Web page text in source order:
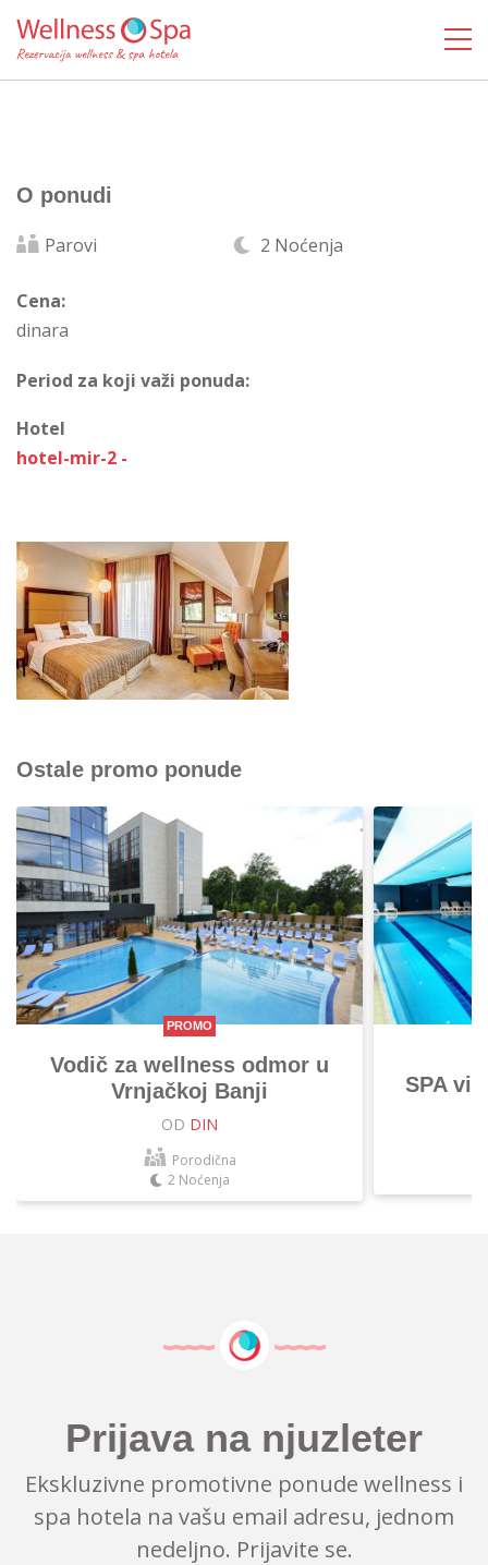
O ponudi
Parovi 2 Noćenja
Cena:
dinara
Period za koji važi ponuda:
Hotel
hotel-mir-2 -
Ostale promo ponude
PROMO
Vodič za wellness odmor u
Vrnjačkoj Banji
OD DIN
Porodična
2 Noćenja
SPA
Prijava na njuzleter
Ekskluzivne promotivne ponude wellness i
spa hotela na vašu email adresu, jednom
nedeljno. Prijavite se.